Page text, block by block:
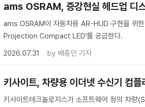
ams OSRAM, 증강현실 헤드업 디
ams OSRAM이 자동차용 AR-HUD 구현을 위
Projection Compact LED’를 공급한다.
2026.07.31
by 배종인 기자
키사이트, 차량용 이더넷 수신기 컴
키사이트테크놀로지스가 소프트웨어 정의 차량